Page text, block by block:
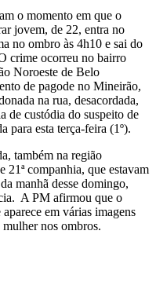
o momento em que o
jovem, de 22, entra no
no ombro às 4h10 e sai do
crime ocorreu no bairro
Noroeste de Belo
de pagode no Mineirão,
na rua, desacordada,
de custódia do suspeito de
para esta terça-feira (1º).
também na região
21ª companhia, que estavam
manhã desse domingo,
A PM afirmou que o
em várias imagens
mulher nos ombros.